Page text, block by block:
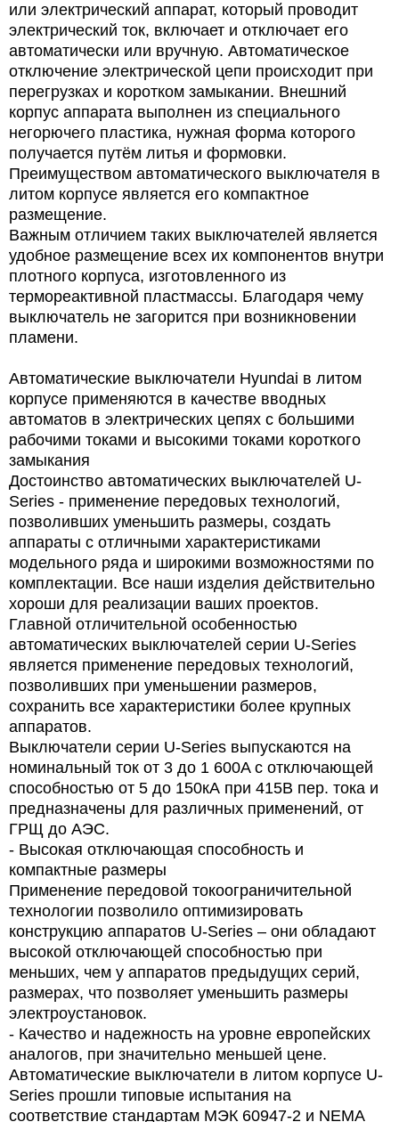
или электрический аппарат, который проводит
электрический ток, включает и отключает его
автоматически или вручную. Автоматическое
отключение электрической цепи происходит при
перегрузках и коротком замыкании. Внешний
корпус аппарата выполнен из специального
негорючего пластика, нужная форма которого
получается путём литья и формовки.
Преимуществом автоматического выключателя в
литом корпусе является его компактное
размещение.
Важным отличием таких выключателей является
удобное размещение всех их компонентов внутри
плотного корпуса, изготовленного из
термореактивной пластмассы. Благодаря чему
выключатель не загорится при возникновении
пламени.
Автоматические выключатели Hyundai в литом
корпусе применяются в качестве вводных
автоматов в электрических цепях с большими
рабочими токами и высокими токами короткого
замыкания
Достоинство автоматических выключателей U-
Series - применение передовых технологий,
позволивших уменьшить размеры, создать
аппараты с отличными характеристиками
модельного ряда и широкими возможностями по
комплектации. Все наши изделия действительно
хороши для реализации ваших проектов.
Главной отличительной особенностью
автоматических выключателей серии U-Series
является применение передовых технологий,
позволивших при уменьшении размеров,
сохранить все характеристики более крупных
аппаратов.
Выключатели серии U-Series выпускаются на
номинальный ток от 3 до 1 600A с отключающей
способностью от 5 до 150кА при 415В пер. тока и
предназначены для различных применений, от
ГРЩ до АЭС.
- Высокая отключающая способность и
компактные размеры
Применение передовой токоограничительной
технологии позволило оптимизировать
конструкцию аппаратов U-Series – они обладают
высокой отключающей способностью при
меньших, чем у аппаратов предыдущих серий,
размерах, что позволяет уменьшить размеры
электроустановок.
- Качество и надежность на уровне европейских
аналогов, при значительно меньшей цене.
Автоматические выключатели в литом корпусе U-
Series прошли типовые испытания на
соответствие стандартам МЭК 60947-2 и NEMA